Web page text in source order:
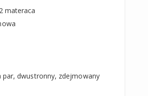
materaca
dwustronny, zdejmowany